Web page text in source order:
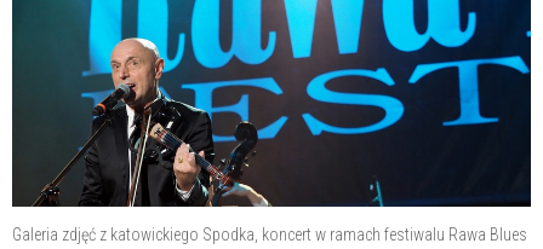
Galeria zdjęć z katowickiego Spodka, koncert w ramach festiwalu Rawa Blues